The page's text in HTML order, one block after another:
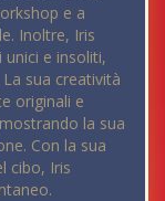
e a
Inoltre, Iris
unici e insoliti,
sua creatività
originali e
la sua
Con la sua
cibo, Iris